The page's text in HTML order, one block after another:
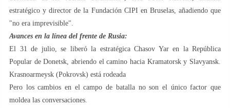
estratégico y director de la Fundación CIPI en Bruselas, añadiendo que
"no era imprevisible".
Avances en la línea del frente de Rusia:
El 31 de julio, se liberó la estratégica Chasov Yar en la República
Popular de Donetsk, abriendo el camino hacia Kramatorsk y Slavyansk.
Krasnoarmeysk (Pokrovsk) está rodeada
Pero los cambios en el campo de batalla no son el único factor que
moldea las conversaciones.